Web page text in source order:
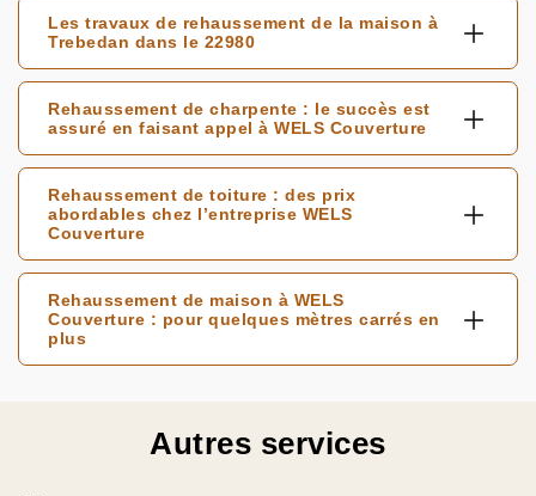
Les travaux de rehaussement de la maison à
Trebedan dans le 22980
Rehaussement de charpente : le succès est
assuré en faisant appel à WELS Couverture
Rehaussement de toiture : des prix
abordables chez l’entreprise WELS
Couverture
Rehaussement de maison à WELS
Couverture : pour quelques mètres carrés en
plus
Autres services